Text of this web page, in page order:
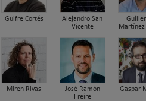
Guifre Cortés
Alejandro San
Vicente
Martínez
Miren Rivas
José Ramón
Freire
Gaspar